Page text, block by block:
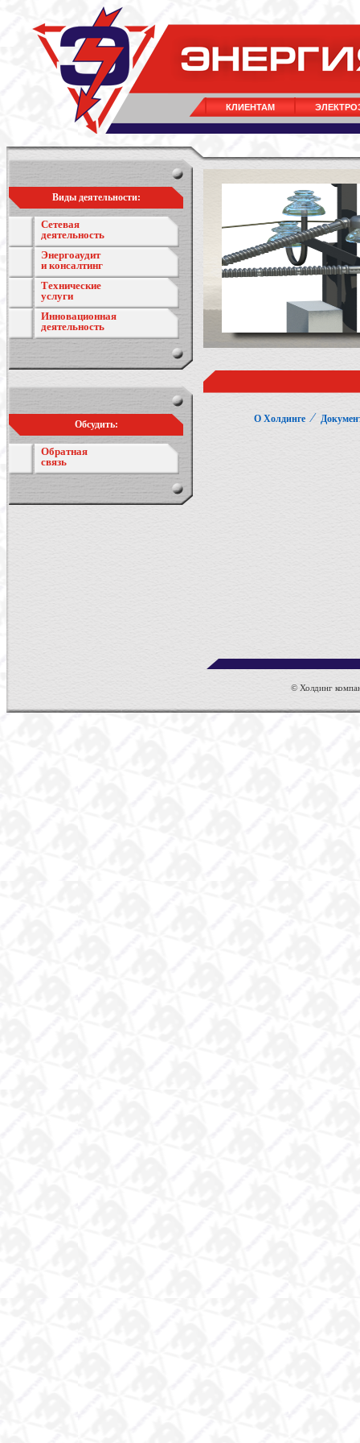
КЛИЕНТАМ
Виды деятельности:
Сетевая
деятельность
Энергоаудит
и консалтинг
Технические
услуги
Инновационная
деятельность
Обсудить:
Обратная
связь
О Холдинге ⁄
© Холдинг